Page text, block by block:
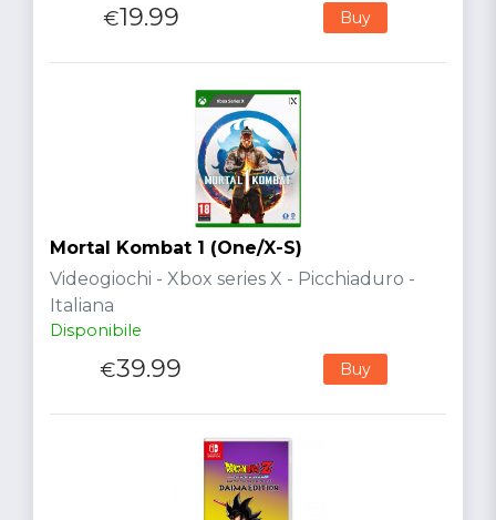
€19.99 Buy
Mortal Kombat 1 (One/X-S)
Videogiochi - Xbox series X - Picchiaduro -
Italiana
Disponibile
€39.99 Buy